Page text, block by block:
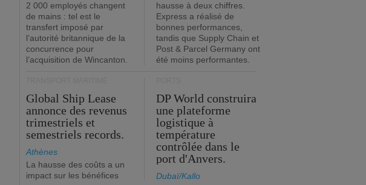
2 000 employés changent
de mains : tel est le
transfert imposé par
l’autorité britannique de la
concurrence pour
l’acquisition de Wincanton.
hausse à deux chiffres.
Express a réalisé de
bonnes performances,
tandis que Supply Chain et
Post & Parcel Germany ont
été moins performantes.
Global Ship Lease
annonce des revenus
trimestriels et
semestriels records.
Athènes
La hausse des coûts a un
impact sur les bénéfices
DP World construira
une plateforme
logistique à
température
contrôlée dans le
port d'Anvers.
Dubaï/Kallo